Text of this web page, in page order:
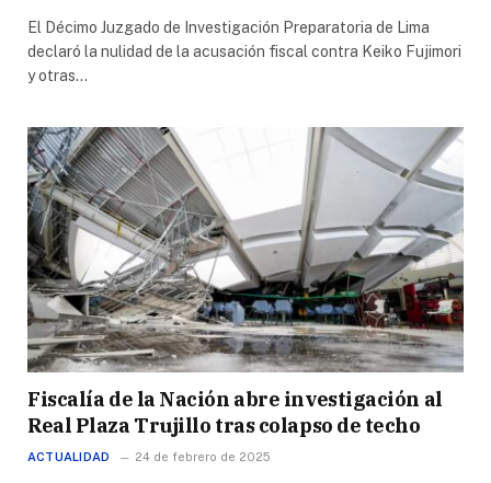
El Décimo Juzgado de Investigación Preparatoria de Lima
declaró la nulidad de la acusación fiscal contra Keiko Fujimori
y otras…
Fiscalía de la Nación abre investigación al
Real Plaza Trujillo tras colapso de techo
ACTUALIDAD 24 de febrero de 2025